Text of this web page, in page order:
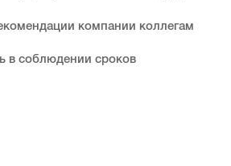
компании коллегам
в соблюдении сроков